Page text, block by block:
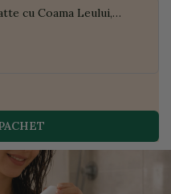
cu Coama Leului,
și Ghimbir, ECO, 300g